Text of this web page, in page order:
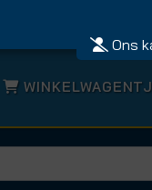
Ons